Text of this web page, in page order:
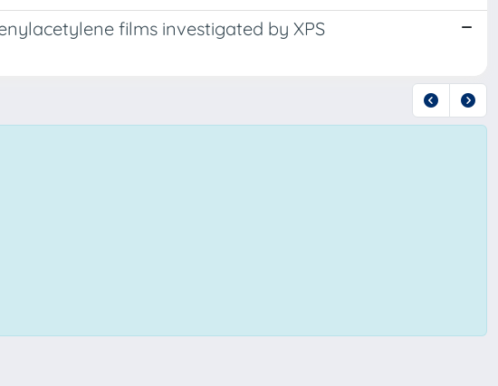
films investigated by XPS